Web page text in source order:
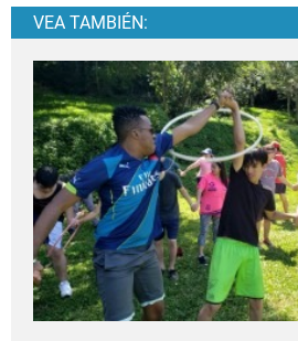
VEA TAMBIÉN: